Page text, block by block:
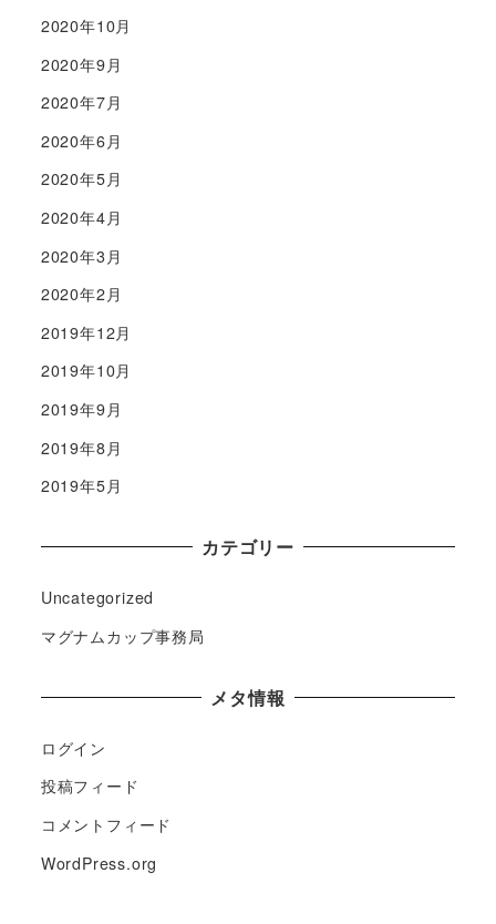
2020年10月
2020年9月
2020年7月
2020年6月
2020年5月
2020年4月
2020年3月
2020年2月
2019年12月
2019年10月
2019年9月
2019年8月
2019年5月
カテゴリー
Uncategorized
マグナムカップ事務局
メタ情報
ログイン
投稿フィード
コメントフィード
WordPress.org